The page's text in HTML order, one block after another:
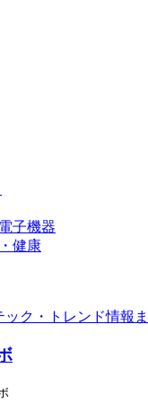
子機器
健康
ク・トレンド情報